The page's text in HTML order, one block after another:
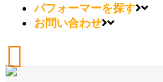
パフォーマーを探す
お問い合わせ